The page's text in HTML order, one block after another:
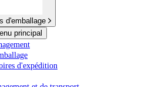
d'emballage
principal
d'expédition